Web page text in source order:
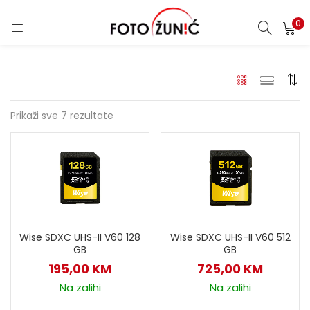
0
Prikaži sve 7 rezultate
Wise SDXC UHS-II V60 128
GB
195,00 KM
Na zalihi
Wise SDXC UHS-II V60 512
GB
725,00 KM
Na zalihi